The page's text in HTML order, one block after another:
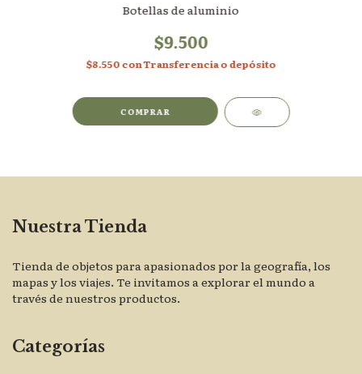
Botellas de aluminio
$9.500
$8.550conTransferencia o depósito
COMPRAR
Nuestra Tienda
Tienda de objetos para apasionados por la geografía, los
mapas y los viajes. Te invitamos a explorar el mundo a
través de nuestros productos.
Categorías